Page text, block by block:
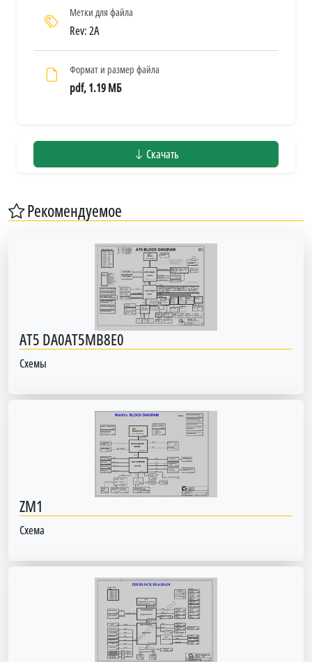
Метки для файла
Rev: 2A
Формат и размер файла
pdf, 1.19 МБ
Скачать
Рекомендуемое
AT5 DA0AT5MB8E0
Схемы
ZM1
Схема